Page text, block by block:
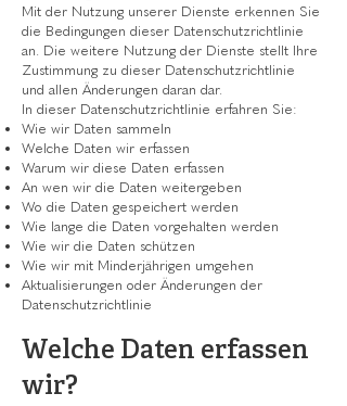
Mit der Nutzung unserer Dienste erkennen Sie
die Bedingungen dieser Datenschutzrichtlinie
an. Die weitere Nutzung der Dienste stellt Ihre
Zustimmung zu dieser Datenschutzrichtlinie
und allen Änderungen daran dar.
In dieser Datenschutzrichtlinie erfahren Sie:
Wie wir Daten sammeln
Welche Daten wir erfassen
Warum wir diese Daten erfassen
An wen wir die Daten weitergeben
Wo die Daten gespeichert werden
Wie lange die Daten vorgehalten werden
Wie wir die Daten schützen
Wie wir mit Minderjährigen umgehen
Aktualisierungen oder Änderungen der
Datenschutzrichtlinie
Welche Daten erfassen
wir?